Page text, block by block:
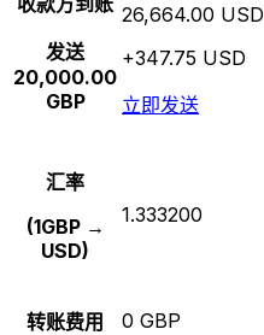
发送
20,000.00
GBP
26,664.00 USD
+347.75 USD
立即发送
汇率
(1GBP →
USD)
1.333200
转账费用 0 GBP